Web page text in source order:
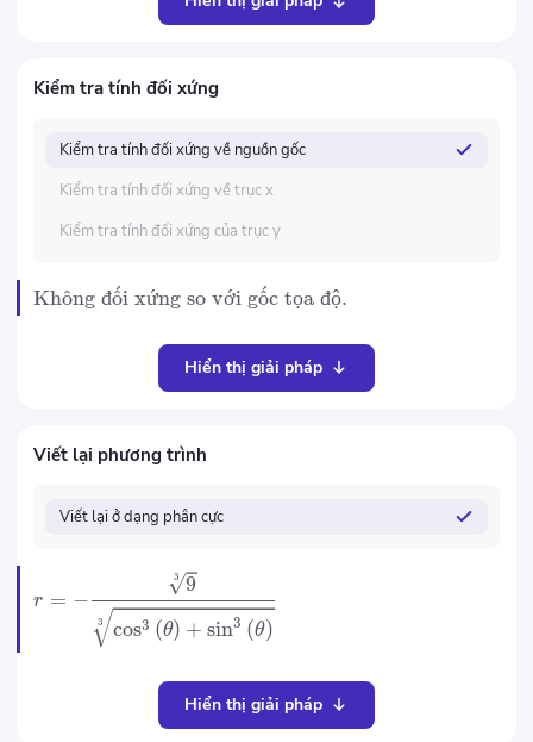
Kiểm tra tính đối xứng
Kiểm tra tính đối xứng về nguồn gốc
Kiểm tra tính đối xứng về trục x
Kiểm tra tính đối xứng của trục y
Kho
ˆng đo
ˆ
ˊi xứng so với go
ˆ
ˊc tọa độ.
Hiển thị giải pháp
Viết lại phương trình
Viết lại ở dạng phân cực
r = −
3 cos3 (θ) + sin3 (θ)
3 9
Hiển thị giải pháp